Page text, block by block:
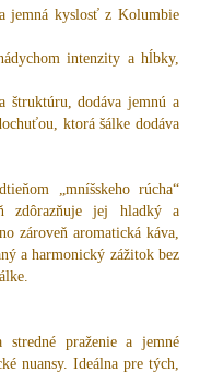
jemná kyslosť z Kolumbie
intenzity a hĺbky,
štruktúru, dodáva jemnú a
ktorá šálke dodáva
„mníšskeho rúcha“
zdôrazňuje jej hladký a
zároveň aromatická káva,
a harmonický zážitok bez
stredné praženie a jemné
nuansy. Ideálna pre tých,